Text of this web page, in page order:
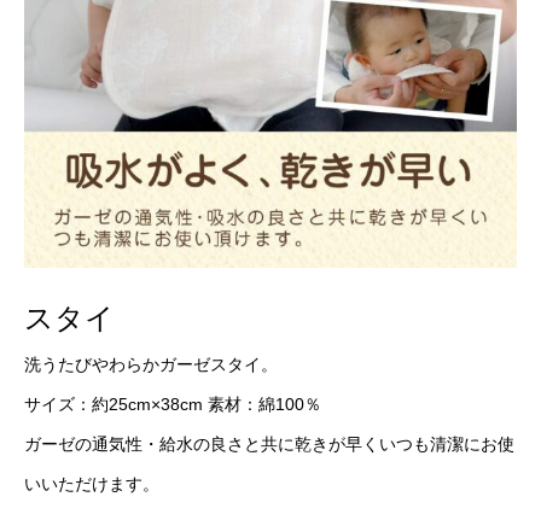
スタイ
洗うたびやわらかガーゼスタイ。
サイズ：約25cm×38cm 素材：綿100％
ガーゼの通気性・給水の良さと共に乾きが早くいつも清潔にお使
いいただけます。